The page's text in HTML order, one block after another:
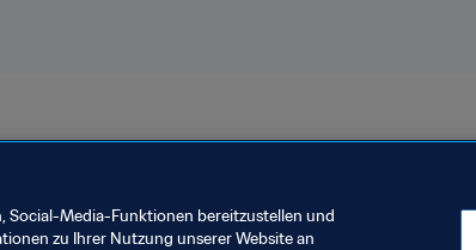
Social-Media-Funktionen bereitzustellen und
zu Ihrer Nutzung unserer Website an